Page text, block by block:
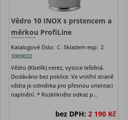
Vědro 10 INOX s prstencem a
měrkou ProfiLine
Katalogové číslo: C-
3303022
Skladem exp: 2
Vědro (Kbelík) nerez, vysoce leštěná.
Dodáváno bez poklice. Ve vnitřní straně
vědra je odměrka pro přesnou orientaci
naplnění. * Rozklikněte odkaz p...
bez DPH: 2 190 Kč